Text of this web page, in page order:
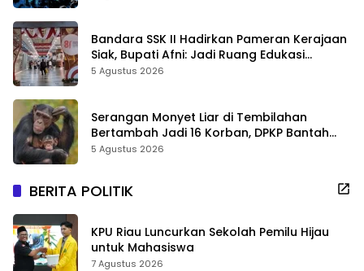
Bandara SSK II Hadirkan Pameran Kerajaan
Siak, Bupati Afni: Jadi Ruang Edukasi
Sejarah Riau
5 Agustus 2026
Serangan Monyet Liar di Tembilahan
Bertambah Jadi 16 Korban, DPKP Bantah
Video Gerombolan Viral
5 Agustus 2026
BERITA POLITIK
KPU Riau Luncurkan Sekolah Pemilu Hijau
untuk Mahasiswa
7 Agustus 2026